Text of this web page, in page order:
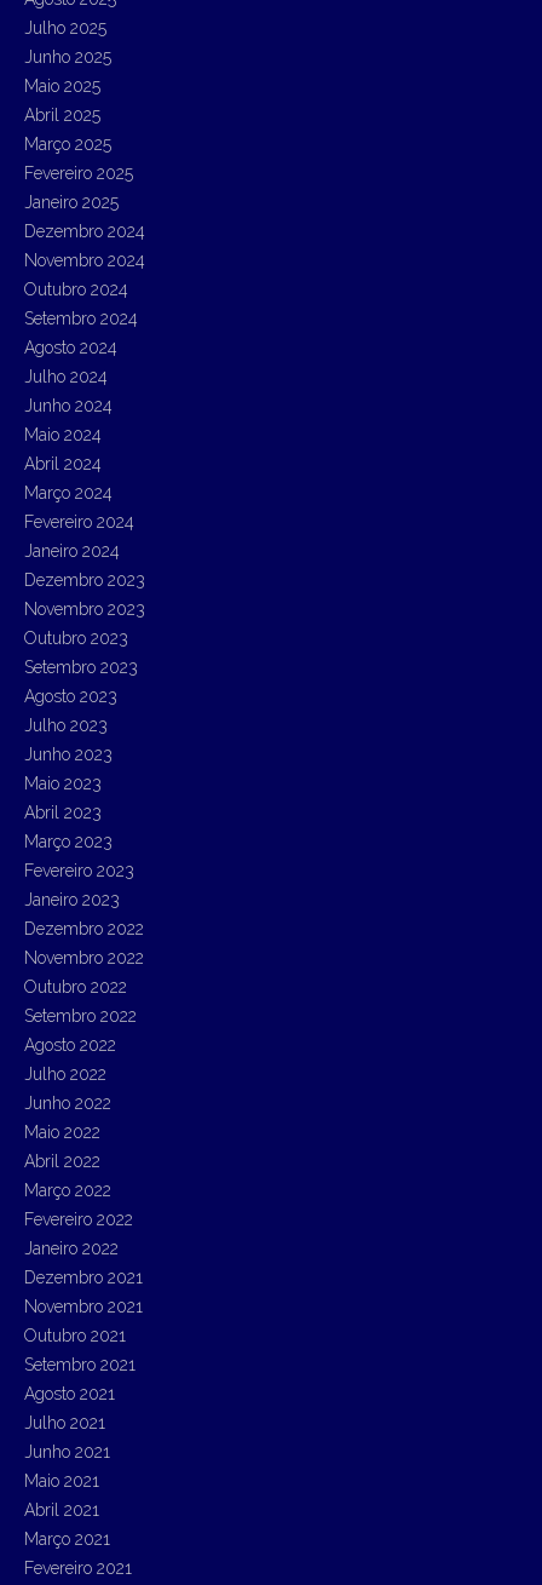
Julho 2025
Junho 2025
Maio 2025
Abril 2025
Março 2025
Fevereiro 2025
Janeiro 2025
Dezembro 2024
Novembro 2024
Outubro 2024
Setembro 2024
Agosto 2024
Julho 2024
Junho 2024
Maio 2024
Abril 2024
Março 2024
Fevereiro 2024
Janeiro 2024
Dezembro 2023
Novembro 2023
Outubro 2023
Setembro 2023
Agosto 2023
Julho 2023
Junho 2023
Maio 2023
Abril 2023
Março 2023
Fevereiro 2023
Janeiro 2023
Dezembro 2022
Novembro 2022
Outubro 2022
Setembro 2022
Agosto 2022
Julho 2022
Junho 2022
Maio 2022
Abril 2022
Março 2022
Fevereiro 2022
Janeiro 2022
Dezembro 2021
Novembro 2021
Outubro 2021
Setembro 2021
Agosto 2021
Julho 2021
Junho 2021
Maio 2021
Abril 2021
Março 2021
Fevereiro 2021